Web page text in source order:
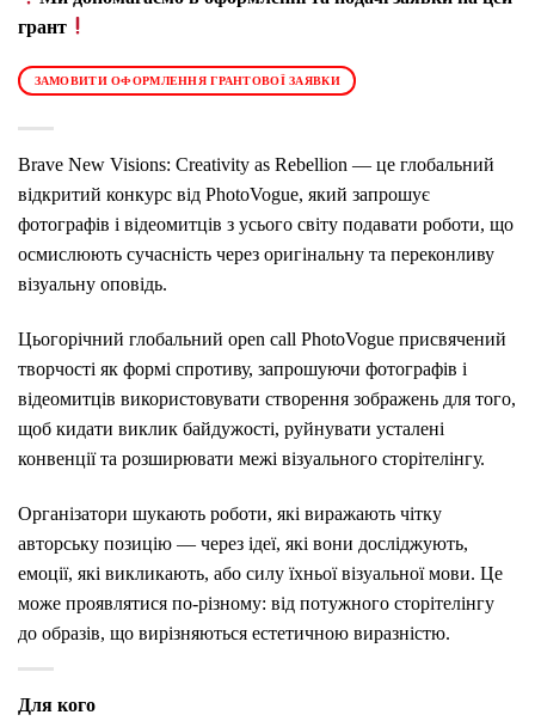
грант
ЗАМОВИТИ ОФОРМЛЕННЯ ГРАНТОВОЇ ЗАЯВКИ
Brave New Visions: Creativity as Rebellion — це глобальний
відкритий конкурс від PhotoVogue, який запрошує
фотографів і відеомитців з усього світу подавати роботи, що
осмислюють сучасність через оригінальну та переконливу
візуальну оповідь.
Цьогорічний глобальний open call PhotoVogue присвячений
творчості як формі спротиву, запрошуючи фотографів і
відеомитців використовувати створення зображень для того,
щоб кидати виклик байдужості, руйнувати усталені
конвенції та розширювати межі візуального сторітелінгу.
Організатори шукають роботи, які виражають чітку
авторську позицію — через ідеї, які вони досліджують,
емоції, які викликають, або силу їхньої візуальної мови. Це
може проявлятися по-різному: від потужного сторітелінгу
до образів, що вирізняються естетичною виразністю.
Для кого